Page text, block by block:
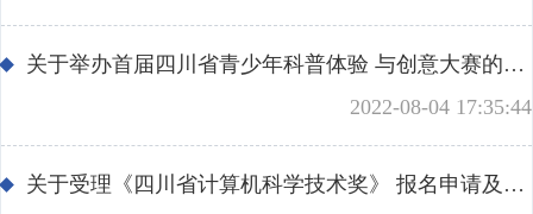
关于举办首届四川省青少年科普体验 与创意大赛的通知
2022-08-04 17:35:44
关于受理《四川省计算机科学技术奖》 报名申请及报送项目参评材料的通知